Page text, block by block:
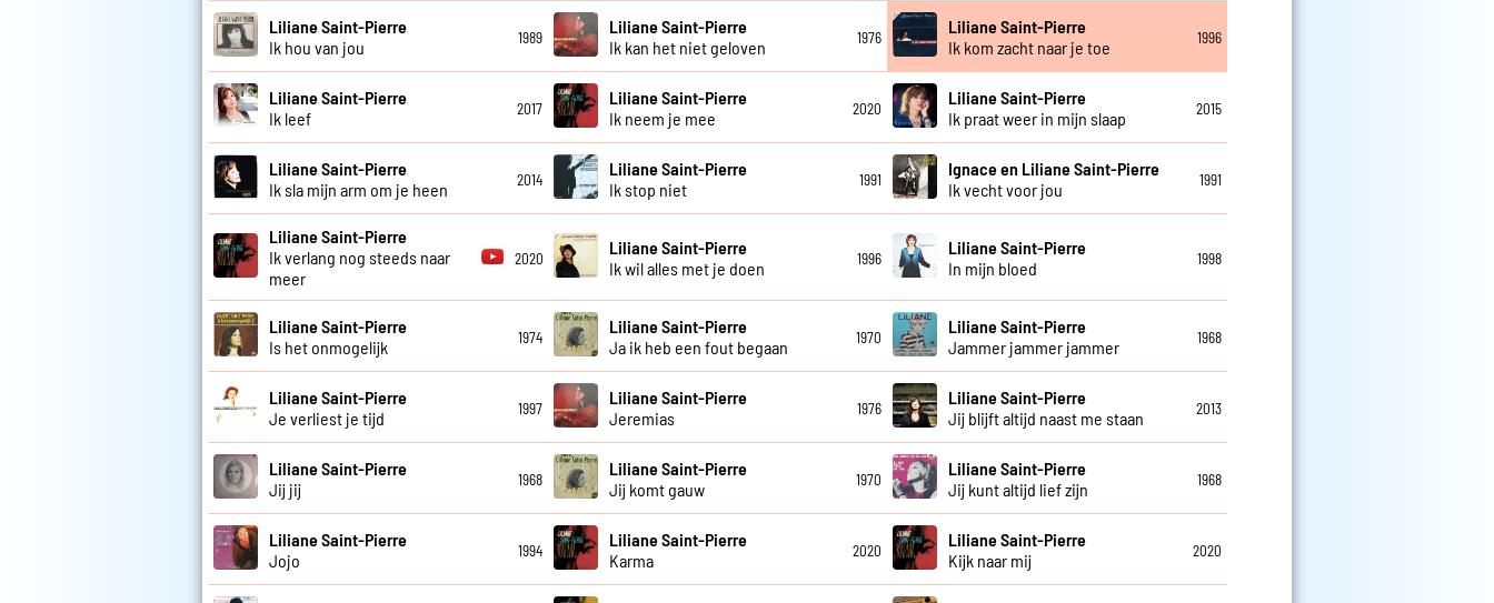
Liliane Saint-Pierre
Ik hou van jou
1989
Liliane Saint-Pierre
Ik kan het niet geloven
1976
Liliane Saint-Pierre
Ik kom zacht naar je toe
1996
Liliane Saint-Pierre
Ik leef
2017
Liliane Saint-Pierre
Ik neem je mee
2020
Liliane Saint-Pierre
Ik praat weer in mijn slaap
2015
Liliane Saint-Pierre
Ik sla mijn arm om je heen
2014
Liliane Saint-Pierre
Ik stop niet
1991
Ignace en Liliane Saint-Pierre
Ik vecht voor jou
1991
Liliane Saint-Pierre
Ik verlang nog steeds naar
meer
2020
Liliane Saint-Pierre
Ik wil alles met je doen
1996
Liliane Saint-Pierre
In mijn bloed
1998
Liliane Saint-Pierre
Is het onmogelijk
1974
Liliane Saint-Pierre
Ja ik heb een fout begaan
1970
Liliane Saint-Pierre
Jammer jammer jammer
1968
Liliane Saint-Pierre
Je verliest je tijd
1997
Liliane Saint-Pierre
Jeremias
1976
Liliane Saint-Pierre
Jij blijft altijd naast me staan
2013
Liliane Saint-Pierre
Jij jij
1968
Liliane Saint-Pierre
Jij komt gauw
1970
Liliane Saint-Pierre
Jij kunt altijd lief zijn
1968
Liliane Saint-Pierre
Jojo
1994
Liliane Saint-Pierre
Karma
2020
Liliane Saint-Pierre
Kijk naar mij
2020